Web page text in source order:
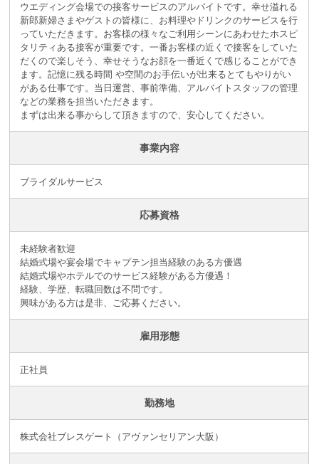
ウエディング会場での接客サービスのアルバイトです。幸せ溢れる
新郎新婦さまやゲストの皆様に、お料理やドリンクのサービスを行
っていただきます。お客様の様々なご利用シーンにあわせたホスピ
タリティある接客が重要です。一番お客様の近くで接客をしていた
だくので楽しそう、幸せそうなお顔を一番近くで感じることができ
ます。記憶に残る時間 や空間のお手伝いが出来るとてもやりがい
がある仕事です。当日運営、事前準備、アルバイトスタッフの管理
などの業務を担当いただきます。
まずは出来る事からして頂きますので、安心してください。
事業内容
ブライダルサービス
応募資格
未経験者歓迎
結婚式場や宴会場でキャプテン担当経験のある方優遇
結婚式場やホテルでのサービス経験がある方優遇！
経験、学歴、転職回数は不問です。
興味がある方は是非、ご応募ください。
雇用形態
正社員
勤務地
株式会社ブレスゲート（アヴァンセリアン大阪）